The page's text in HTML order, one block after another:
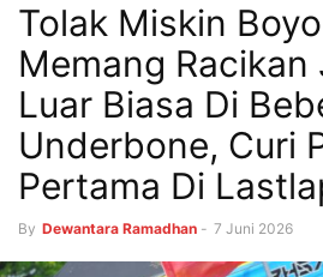
Tolak Miskin
Memang Racikan
Luar Biasa Di
Underbone, Curi
Pertama Di
By Dewantara Ramadhan - 7 Juni 2026